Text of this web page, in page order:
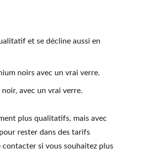
et se décline aussi en
noirs avec un vrai verre.
avec un vrai verre.
plus qualitatifs, mais avec
rester dans des tarifs
contacter si vous souhaitez plus